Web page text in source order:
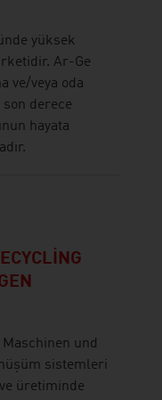
yüksek
Ar-Ge
ve/veya oda
derece
hayata
und
sistemleri
üretiminde